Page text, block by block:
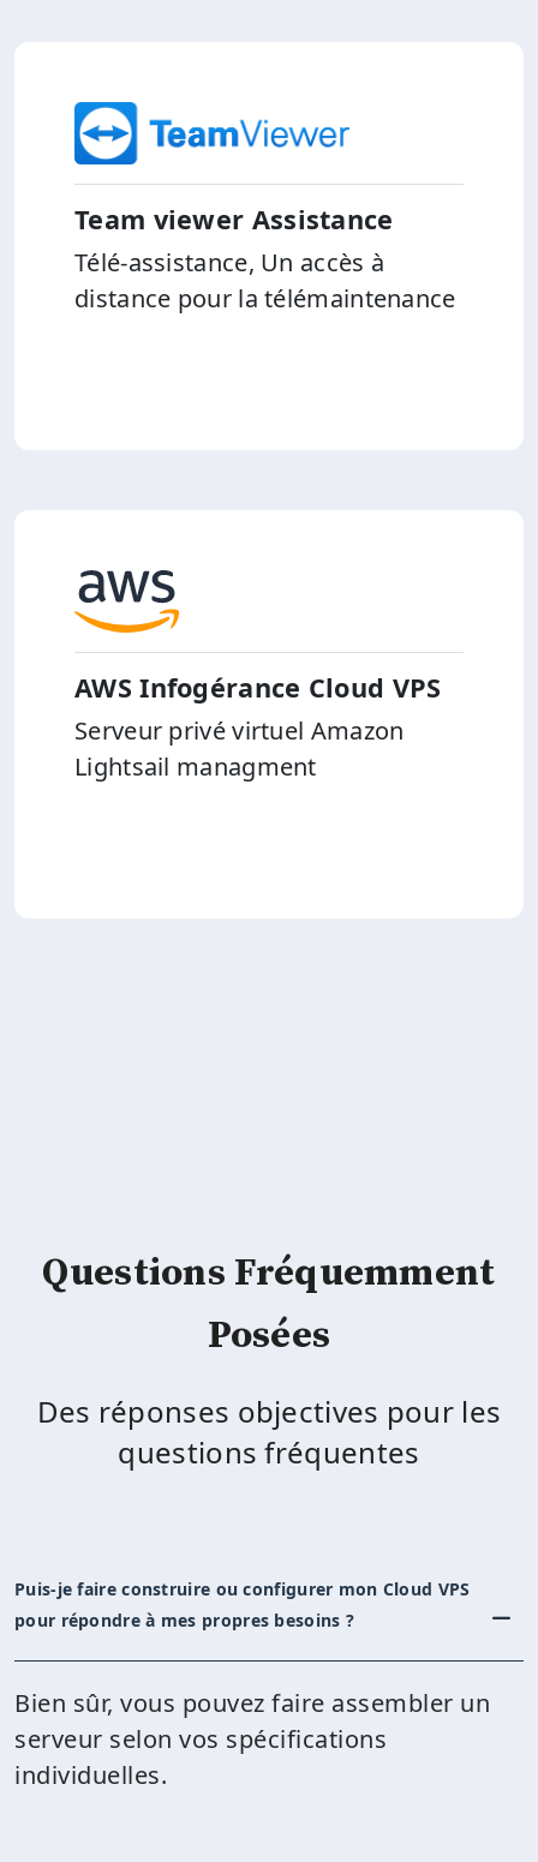
Team viewer Assistance
Télé-assistance, Un accès à
distance pour la télémaintenance
AWS Infogérance Cloud VPS
Serveur privé virtuel Amazon
Lightsail managment
Questions Fréquemment
Posées
Des réponses objectives pour les
questions fréquentes
Puis-je faire construire ou configurer mon Cloud VPS
pour répondre à mes propres besoins ?
Bien sûr, vous pouvez faire assembler un
serveur selon vos spécifications
individuelles.